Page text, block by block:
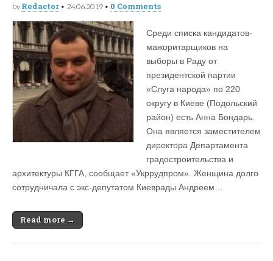
by Redactor• 24.06.2019 • 0 Comments
Среди списка кандидатов-
мажоритарщиков на
выборы в Раду от
президентской партии
«Слуга народа» по 220
округу в Киеве (Подольский
район) есть Анна Бондарь.
Она является заместителем
директора Департамента
градостроительства и
архитектуры КГГА, сообщает «Укррудпром». Женщина долго
сотрудничала с экс-депутатом Киеврады Андреем…
Read more →